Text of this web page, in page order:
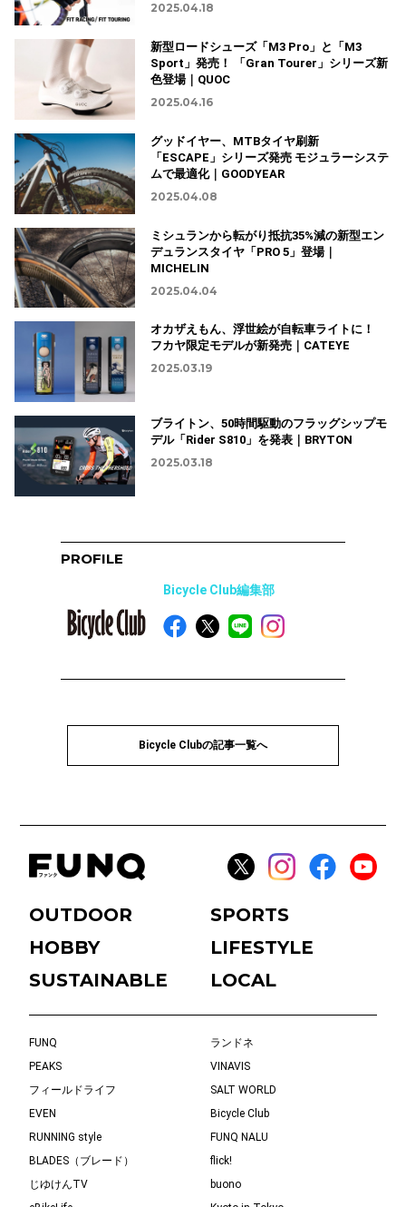
2025.04.18
新型ロードシューズ「M3 Pro」と「M3
Sport」発売！ 「Gran Tourer」シリーズ新
色登場｜QUOC
2025.04.16
グッドイヤー、MTBタイヤ刷新
「ESCAPE」シリーズ発売 モジュラーシステ
ムで最適化｜GOODYEAR
2025.04.08
ミシュランから転がり抵抗35%減の新型エン
デュランスタイヤ「PRO 5」登場｜
MICHELIN
2025.04.04
オカザえもん、浮世絵が自転車ライトに！
フカヤ限定モデルが新発売｜CATEYE
2025.03.19
ブライトン、50時間駆動のフラッグシップモ
デル「Rider S810」を発表｜BRYTON
2025.03.18
PROFILE
Bicycle Club編集部
Bicycle Clubの記事一覧へ
OUTDOOR
SPORTS
HOBBY
LIFESTYLE
SUSTAINABLE
LOCAL
FUNQ
ランドネ
PEAKS
VINAVIS
フィールドライフ
SALT WORLD
EVEN
Bicycle Club
RUNNING style
FUNQ NALU
BLADES（ブレード）
flick!
じゆけんTV
buono